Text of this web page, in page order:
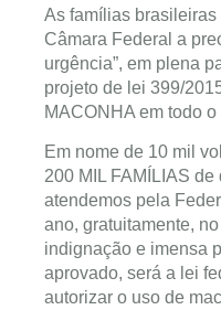
As famílias
Câmara Federal a
urgência”, em plena
projeto de lei 399/
MACONHA em todo o
Em nome de 10 mil
200 MIL FAMÍLIAS
atendemos pela
ano, gratuitamente,
indignação e imensa
aprovado, será a lei
autorizar o uso de